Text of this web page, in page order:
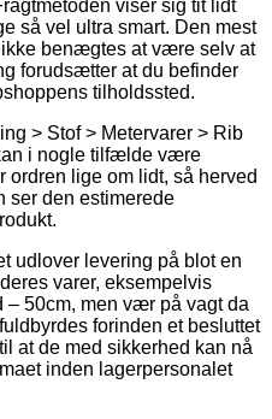
viser sig tit lidt
så vel ultra smart. Den mest
benægtes at være selv at
forudsætter at du befinder
tilholdssted.
> Stof > Metervarer > Rib
i nogle tilfælde være
ordren lige om lidt, så herved
ser den estimerede
udlover levering på blot en
varer, eksempelvis
– 50cm, men vær på vagt da
forinden et besluttet
at de med sikkerhed kan nå
inden lagerpersonalet